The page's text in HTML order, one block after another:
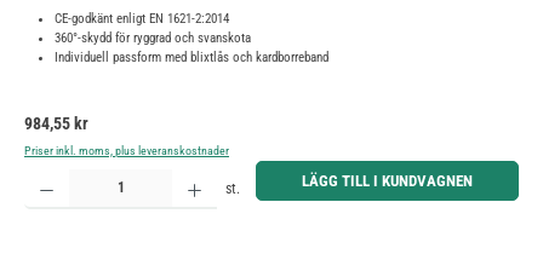
CE-godkänt enligt EN 1621-2:2014
360°-skydd för ryggrad och svanskota
Individuell passform med blixtlås och kardborreband
Ordinarie pris:
984,55 kr
Priser inkl. moms, plus leveranskostnader
Produktkvantitet: Ange önskat belopp eller använd knapparna för att öka eller minska kvantiteten.
st. LÄGG TILL I KUNDVAGNEN